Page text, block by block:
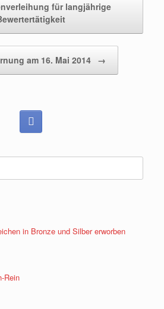
für langjährige
am 16. Mai 2014 →
in Bronze und Silber erworben
Rein